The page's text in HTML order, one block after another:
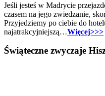
Jeśli jesteś w Madrycie
czasem na jego zwiedzanie,
Przyjedziemy po ciebie do
najatrakcyjniejszą…Więcej>>>
Świąteczne zwyczaje